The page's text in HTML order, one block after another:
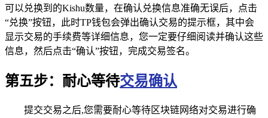
可以兑换到的Kishu数量，在确认兑换信息准确无误后，点击
“兑换”按钮，此时TP钱包会弹出确认交易的提示框，其中会
显示交易的手续费等详细信息，您一定要仔细阅读并确认这些
信息，然后点击“确认”按钮，完成交易签名。
第五步：耐心等待交易确认
提交交易之后,您需要耐心等待区块链网络对交易进行确